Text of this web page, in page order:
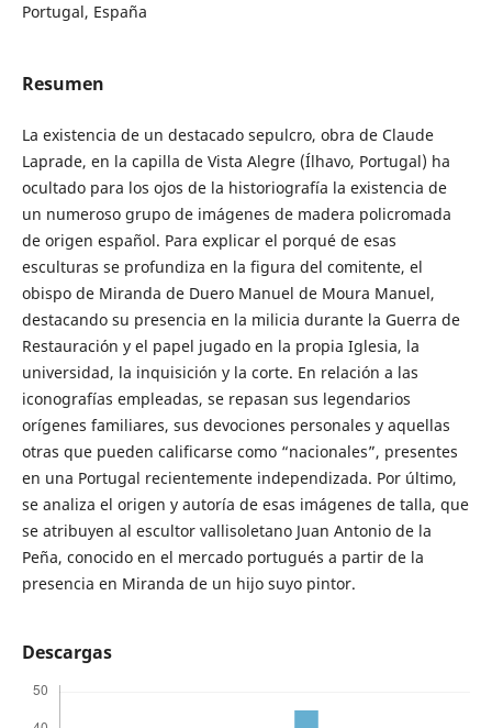
Portugal, España
Resumen
La existencia de un destacado sepulcro, obra de Claude
Laprade, en la capilla de Vista Alegre (Ílhavo, Portugal) ha
ocultado para los ojos de la historiografía la existencia de
un numeroso grupo de imágenes de madera policromada
de origen español. Para explicar el porqué de esas
esculturas se profundiza en la figura del comitente, el
obispo de Miranda de Duero Manuel de Moura Manuel,
destacando su presencia en la milicia durante la Guerra de
Restauración y el papel jugado en la propia Iglesia, la
universidad, la inquisición y la corte. En relación a las
iconografías empleadas, se repasan sus legendarios
orígenes familiares, sus devociones personales y aquellas
otras que pueden calificarse como “nacionales”, presentes
en una Portugal recientemente independizada. Por último,
se analiza el origen y autoría de esas imágenes de talla, que
se atribuyen al escultor vallisoletano Juan Antonio de la
Peña, conocido en el mercado portugués a partir de la
presencia en Miranda de un hijo suyo pintor.
Descargas